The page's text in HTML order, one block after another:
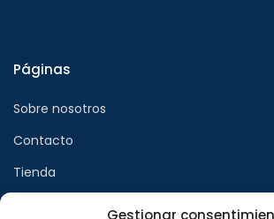
Gestionar
Páginas
Sobre nosotros
Contacto
Tienda